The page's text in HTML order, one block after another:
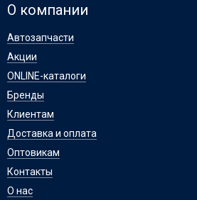
О компании
Автозапчасти
Акции
ONLINE-каталоги
Бренды
Клиентам
Доставка и оплата
Оптовикам
Контакты
О нас